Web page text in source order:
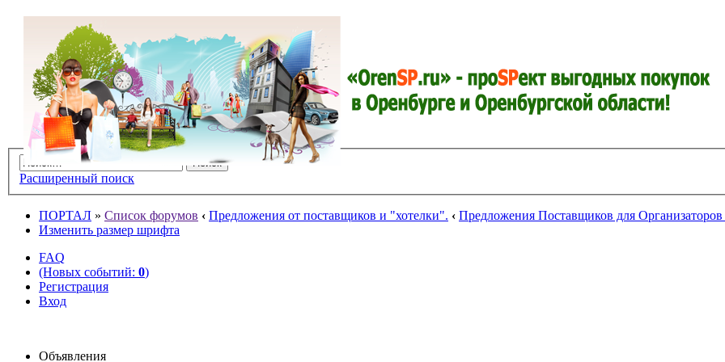
Расширенный поиск
ПОРТАЛ » Список форумов ‹ Предложения от поставщиков и "хотелки". ‹ Предложения Поставщиков для
Изменить размер шрифта
FAQ
(Новых событий: 0)
Регистрация
Вход
Объявления